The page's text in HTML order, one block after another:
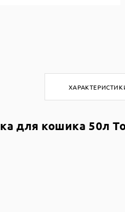
для кошика 50л